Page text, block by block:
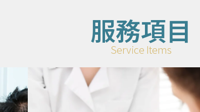
服務項目
Service Items